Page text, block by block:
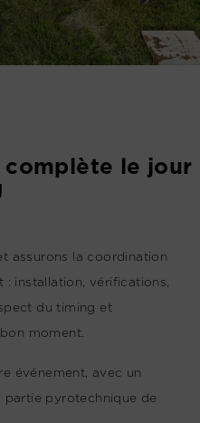
le jour
assurons la coordination
: installation, vérifications,
du timing et
moment.
événement, avec un
pyrotechnique de